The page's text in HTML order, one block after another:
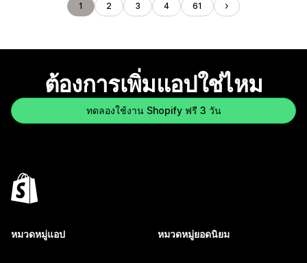
1 2 3 4 61
ต้องการเพิ่มแอปใช่ไหม
ทดลองใช้งาน Shopify ฟรี 3 วัน
หมวดหมู่แอป หมวดหมู่ยอดนิยม